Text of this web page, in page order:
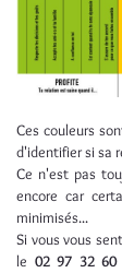
Ces couleurs
d'identifier si sa
Ce n'est pas
encore car
minimisés...
Si vous vous
le 02 97 32 60